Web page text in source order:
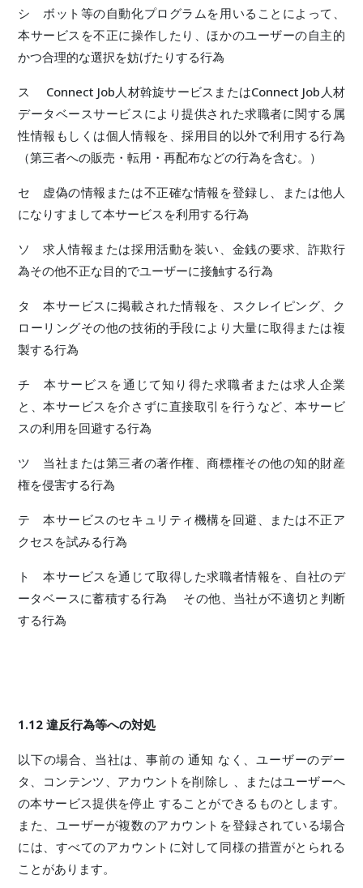
シ ボット等の自動化プログラムを用いることによって、
本サービスを不正に操作したり、ほかのユーザーの自主的
かつ合理的な選択を妨げたりする行為
ス Connect Job人材斡旋サービスまたはConnect Job人材
データベースサービスにより提供された求職者に関する属
性情報もしくは個人情報を、採用目的以外で利用する行為
（第三者への販売・転用・再配布などの行為を含む。）
セ 虚偽の情報または不正確な情報を登録し、または他人
になりすまして本サービスを利用する行為
ソ 求人情報または採用活動を装い、金銭の要求、詐欺行
為その他不正な目的でユーザーに接触する行為
タ 本サービスに掲載された情報を、スクレイピング、ク
ローリングその他の技術的手段により大量に取得または複
製する行為
チ 本サービスを通じて知り得た求職者または求人企業
と、本サービスを介さずに直接取引を行うなど、本サービ
スの利用を回避する行為
ツ 当社または第三者の著作権、商標権その他の知的財産
権を侵害する行為
テ 本サービスのセキュリティ機構を回避、または不正ア
クセスを試みる行為
ト 本サービスを通じて取得した求職者情報を、自社のデ
ータベースに蓄積する行為 その他、当社が不適切と判断
する行為
1.12 違反行為等への対処
以下の場合、当社は、事前の 通知 なく、ユーザーのデー
タ、コンテンツ、アカウントを削除し 、またはユーザーへ
の本サービス提供を停止 することができるものとします。
また、ユーザーが複数のアカウントを登録されている場合
には、すべてのアカウントに対して同様の措置がとられる
ことがあります。